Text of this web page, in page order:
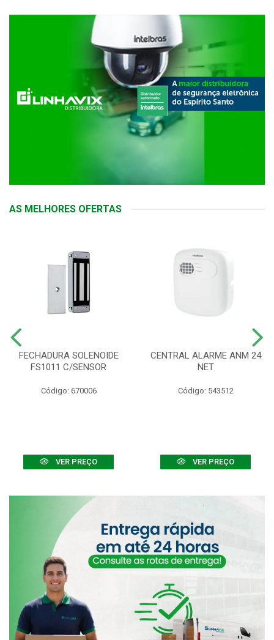
AS MELHORES OFERTAS
FECHADURA SOLENOIDE
FS1011 C/SENSOR
Código: 670006
VER PREÇO
CENTRAL ALARME ANM 24
NET
Código: 543512
VER PREÇO